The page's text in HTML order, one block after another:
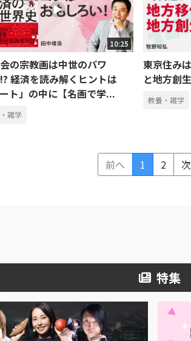
10:25
会の宗教画は中世のパワ
経済を読み解くヒントは
ート」の中に【名画で学...
雑学
東京住み
と地方創
教養・雑学
前へ 1 2
特集